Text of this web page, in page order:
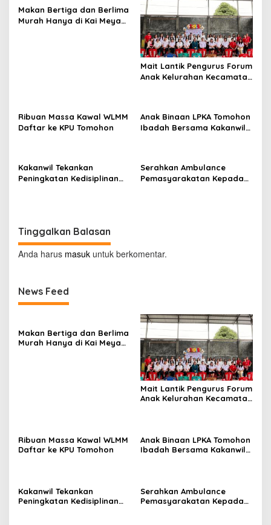
s
i
Makan Bertiga dan Berlima
Murah Hanya di Kai Meya
Mait Lantik Pengurus Forum
Anak Kelurahan Kecamatan
Ribuan Massa Kawal WLMM
Daftar ke KPU Tomohon
Anak Binaan LPKA Tomohon
Ibadah Bersama Kakanwil
Kakanwil Tekankan
Peningkatan Kedisiplinan
Serahkan Ambulance
Pemasyarakatan Kepada
Tinggalkan Balasan
Anda harus masuk untuk berkomentar.
News Feed
Makan Bertiga dan Berlima
Murah Hanya di Kai Meya
Mait Lantik Pengurus Forum
Anak Kelurahan Kecamatan
Ribuan Massa Kawal WLMM
Daftar ke KPU Tomohon
Anak Binaan LPKA Tomohon
Ibadah Bersama Kakanwil
Kakanwil Tekankan
Peningkatan Kedisiplinan
Serahkan Ambulance
Pemasyarakatan Kepada